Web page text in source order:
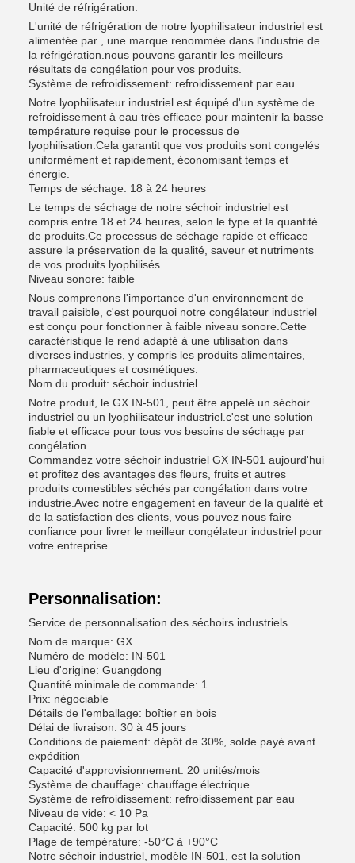
Unité de réfrigération:
L'unité de réfrigération de notre lyophilisateur industriel est
alimentée par , une marque renommée dans l'industrie de
la réfrigération.nous pouvons garantir les meilleurs
résultats de congélation pour vos produits.
Système de refroidissement: refroidissement par eau
Notre lyophilisateur industriel est équipé d'un système de
refroidissement à eau très efficace pour maintenir la basse
température requise pour le processus de
lyophilisation.Cela garantit que vos produits sont congelés
uniformément et rapidement, économisant temps et
énergie.
Temps de séchage: 18 à 24 heures
Le temps de séchage de notre séchoir industriel est
compris entre 18 et 24 heures, selon le type et la quantité
de produits.Ce processus de séchage rapide et efficace
assure la préservation de la qualité, saveur et nutriments
de vos produits lyophilisés.
Niveau sonore: faible
Nous comprenons l'importance d'un environnement de
travail paisible, c'est pourquoi notre congélateur industriel
est conçu pour fonctionner à faible niveau sonore.Cette
caractéristique le rend adapté à une utilisation dans
diverses industries, y compris les produits alimentaires,
pharmaceutiques et cosmétiques.
Nom du produit: séchoir industriel
Notre produit, le GX IN-501, peut être appelé un séchoir
industriel ou un lyophilisateur industriel.c'est une solution
fiable et efficace pour tous vos besoins de séchage par
congélation.
Commandez votre séchoir industriel GX IN-501 aujourd'hui
et profitez des avantages des fleurs, fruits et autres
produits comestibles séchés par congélation dans votre
industrie.Avec notre engagement en faveur de la qualité et
de la satisfaction des clients, vous pouvez nous faire
confiance pour livrer le meilleur congélateur industriel pour
votre entreprise.
Personnalisation:
Service de personnalisation des séchoirs industriels
Nom de marque: GX
Numéro de modèle: IN-501
Lieu d'origine: Guangdong
Quantité minimale de commande: 1
Prix: négociable
Détails de l'emballage: boîtier en bois
Délai de livraison: 30 à 45 jours
Conditions de paiement: dépôt de 30%, solde payé avant
expédition
Capacité d'approvisionnement: 20 unités/mois
Système de chauffage: chauffage électrique
Système de refroidissement: refroidissement par eau
Niveau de vide: < 10 Pa
Capacité: 500 kg par lot
Plage de température: -50°C à +90°C
Notre séchoir industriel, modèle IN-501, est la solution